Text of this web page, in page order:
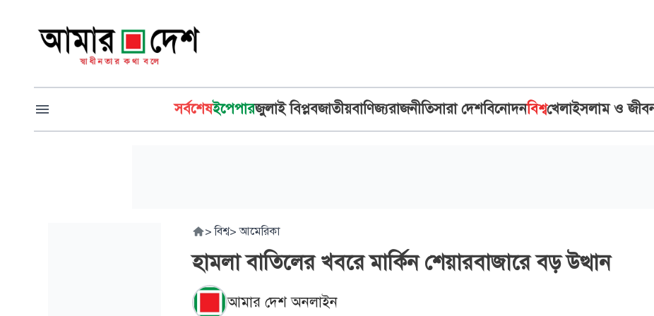
সর্বশেষইপেপারজুলাই বিপ্লবজাতীয়বাণিজ্যরাজনীতিসারা দেশবিনোদনবিশ্বখেলাইসলাম ও
> বিশ্ব> আমেরিকা
হামলা বাতিলের খবরে মার্কিন শেয়ারবাজারে বড় উত্থান
আমার দেশ অনলাইন